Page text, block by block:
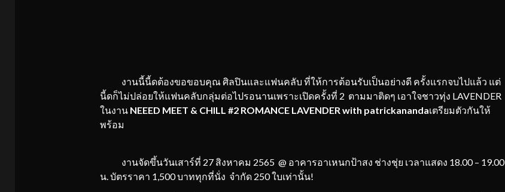
งานนี้นี้ดต้องขอขอบคุณ ศิลปินและแฟนคลับ ที่ให้การต้อนรับเป็นอย่างดี ครั้งแรกจบไปแล้ว แต่
นี้ดก็ไม่ปล่อยให้แฟนคลับกลุ่มต่อไปรอนานเพราะเปิดครั้งที่ 2 ตามมาติดๆ เอาใจชาวทุ่ง LAVENDER
ในงาน NEEED MEET & CHILL #2 ROMANCE LAVENDER with patrickanandaเตรียมตัวกันให้
พร้อม
งานจัดขึ้นวันเสาร์ที่ 27 สิงหาคม 2565 @ อาคารอาเหนกป้าสง ช่างชุ่ย เวลาแสดง 18.00 – 19.00
น. บัตรราคา 1,500 บาททุกที่นั่ง จำกัด 250 ใบเท่านั้น!